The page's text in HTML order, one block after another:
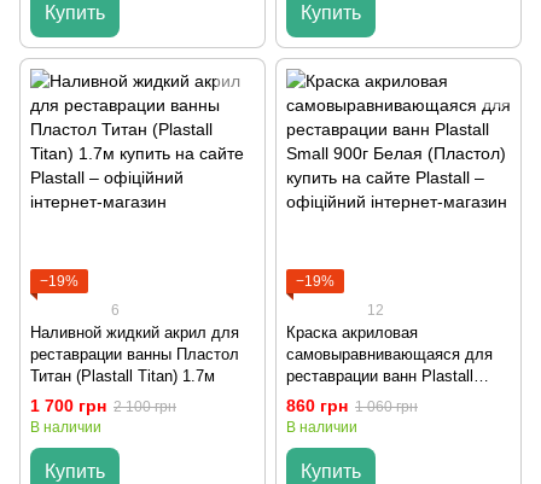
Купить Купить
−19%
6
Наливной жидкий акрил для
реставрации ванны Пластол
Титан (Plastall Titan) 1.7м
1 700 грн 2 100 грн
В наличии
Купить
−19%
12
Краска акриловая
самовыравнивающаяся для
реставрации ванн Plastall
Small 900г Белая (Пластол)
860 грн 1 060 грн
В наличии
Купить